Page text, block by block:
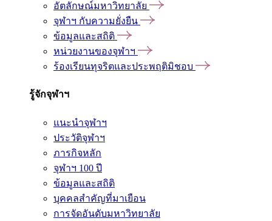
อัตลักษณ์มหาวิทยาลัย
จุฬาฯ กับความยั่งยืน
ข้อมูลและสถิติ
หน่วยงานของจุฬาฯ
ร้องเรียนทุจริตและประพฤติมิชอบ
รู้จักจุฬาฯ
แนะนำจุฬาฯ
ประวัติจุฬาฯ
ภารกิจหลัก
จุฬาฯ 100 ปี
ข้อมูลและสถิติ
บุคคลสำคัญที่มาเยือน
การจัดอันดับมหาวิทยาลัย